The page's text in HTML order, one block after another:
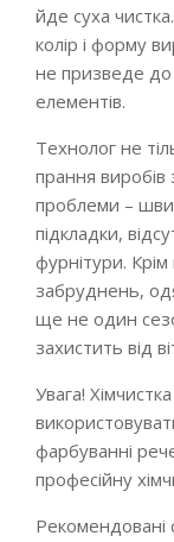
йде суха
колір і форму
не призведе до
елементів.
Технолог не
прання виробів
проблеми –
підкладки,
фурнітури.
забруднень,
ще не один
захистить від
Увага!
фарбуванні
професійну
Рекомендовані